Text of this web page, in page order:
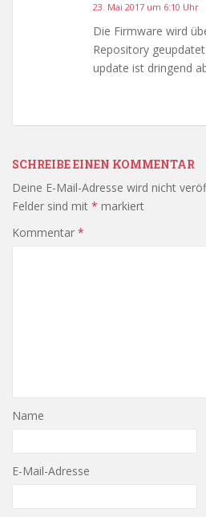
23. Mai 2017 um 6:10 Uhr
Die Firmware wird
Repository
update ist dringend
SCHREIBE EINEN KOMMENTAR
Deine E-Mail-Adresse wird nicht
Felder sind mit * markiert
Kommentar *
Name
E-Mail-Adresse